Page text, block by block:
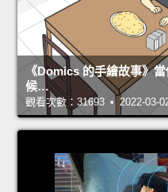
《Domics 的手繪故事》
候…
觀看次數：31693 • 2022-03-